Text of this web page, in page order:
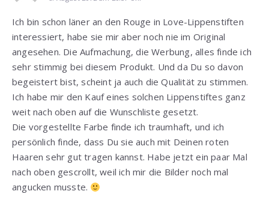
Ich bin schon läner an den Rouge in Love-Lippenstiften
interessiert, habe sie mir aber noch nie im Original
angesehen. Die Aufmachung, die Werbung, alles finde ich
sehr stimmig bei diesem Produkt. Und da Du so davon
begeistert bist, scheint ja auch die Qualität zu stimmen.
Ich habe mir den Kauf eines solchen Lippenstiftes ganz
weit nach oben auf die Wunschliste gesetzt.
Die vorgestellte Farbe finde ich traumhaft, und ich
persönlich finde, dass Du sie auch mit Deinen roten
Haaren sehr gut tragen kannst. Habe jetzt ein paar Mal
nach oben gescrollt, weil ich mir die Bilder noch mal
angucken musste.